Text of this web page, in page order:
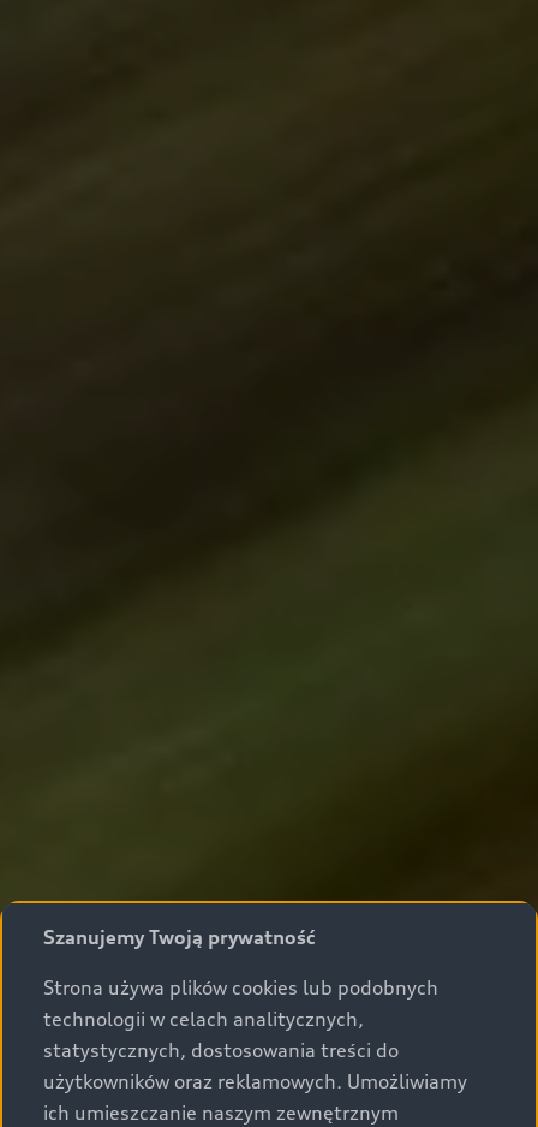
Szanujemy Twoją prywatność
Strona używa plików cookies lub podobnych
technologii w celach analitycznych,
statystycznych, dostosowania treści do
użytkowników oraz reklamowych. Umożliwiamy
ich umieszczanie naszym zewnętrznym